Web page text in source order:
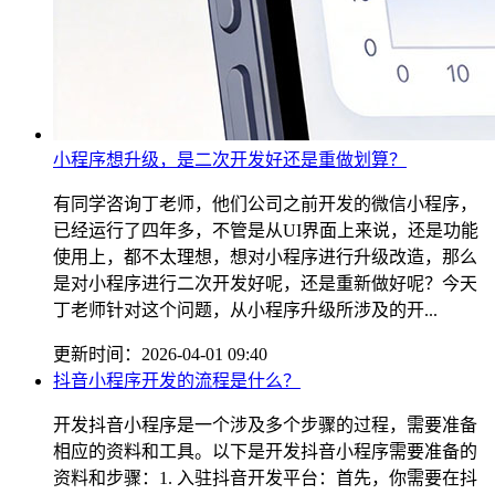
小程序想升级，是二次开发好还是重做划算？
有同学咨询丁老师，他们公司之前开发的微信小程序，
已经运行了四年多，不管是从UI界面上来说，还是功能
使用上，都不太理想，想对小程序进行升级改造，那么
是对小程序进行二次开发好呢，还是重新做好呢？今天
丁老师针对这个问题，从小程序升级所涉及的开...
更新时间：2026-04-01 09:40
抖音小程序开发的流程是什么？
开发抖音小程序是一个涉及多个步骤的过程，需要准备
相应的资料和工具。以下是开发抖音小程序需要准备的
资料和步骤：1. 入驻抖音开发平台：首先，你需要在抖